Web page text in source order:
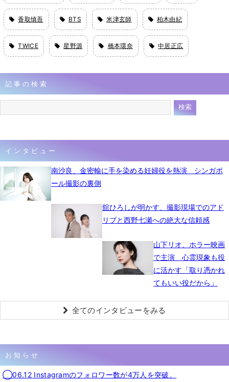
香取慎吾 BTS 米津玄師 柏木由紀
TWICE 星野源 橋本環奈 中居正広
記事の検索
インタビュー
南沙良、金密輸に手を染める妊婦役を熱演 シンガポ
ール撮影の裏側
舘ひろしが明かす、撮影現場でのアド
リブと西野七瀬への絶大な信頼感
山下リオ、ホラー映画
で主演 心霊現象も役
に活かす「取り憑かれ
てもいい役だから」
全てのインタビューをみる
お知らせ
◯06.12 Instagramのフォロワー数が4万人を突破。